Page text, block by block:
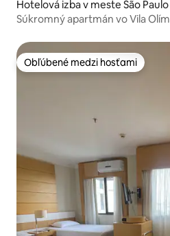
Hotelová izba v meste São Paulo
Súkromný apartmán vo Vila
Obľúbené medzi hosťami
Obľúbené medzi hosťami